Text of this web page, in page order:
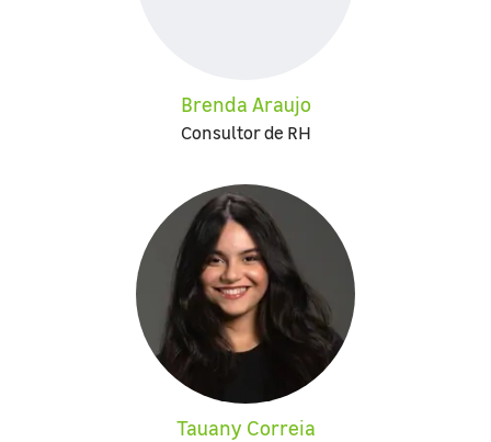
Brenda Araujo
Consultor de RH
Tauany Correia